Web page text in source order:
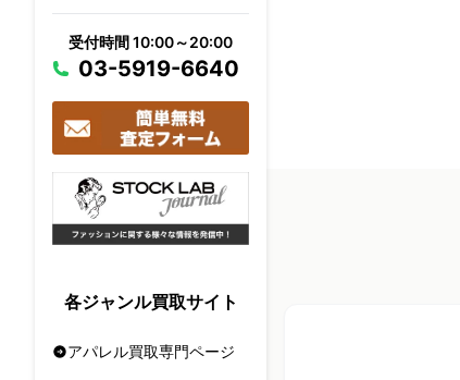
受付時間 10:00～20:00
03-5919-6640
各ジャンル買取サイト
アパレル買取専門ページ